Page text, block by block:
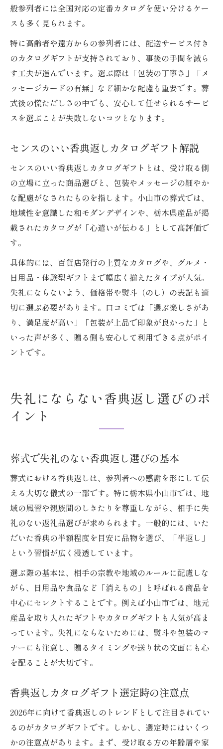
般参列者には全国対応の定番カタログを使い分けるケー
スも多く見られます。
特に高齢者や遠方からの参列者には、配送サービス付き
のカタログギフトが支持されており、事後の手間を減ら
す工夫が進んでいます。選ぶ際は「包装の丁寧さ」「メ
ッセージカードの有無」など細かな配慮も重要です。葬
式後の慌ただしさの中でも、安心して任せられるサービ
スを選ぶことが失敗しないコツとなります。
センスのいい香典返しカタログギフト解説
センスのいい香典返しカタログギフトとは、受け取る側
の立場に立った商品選びと、包装やメッセージの細やか
な配慮がなされたものを指します。小山市の葬式では、
地域性を意識した和モダンデザインや、栃木県産品が掲
載されたカタログが「心遣いが伝わる」として高評価で
す。
具体的には、百貨店発行の上質なカタログや、グルメ・
日用品・体験型ギフトまで幅広く揃えたタイプが人気。
失礼にならないよう、価格帯や熨斗（のし）の表記も適
切に選ぶ必要があります。口コミでは「選ぶ楽しさがあ
り、満足度が高い」「包装が上品で印象が良かった」と
いった声が多く、贈る側も安心して利用できる点がポイ
ントです。
失礼にならない香典返し選びのポ
イント
葬式で失礼のない香典返し選びの基本
葬式における香典返しは、参列者への感謝を形にして伝
える大切な儀式の一部です。特に栃木県小山市では、地
域の風習や親族間のしきたりを尊重しながら、相手に失
礼のない返礼品選びが求められます。一般的には、いた
だいた香典の半額程度を目安に品物を選び、「半返し」
という習慣が広く浸透しています。
選ぶ際の基本は、相手の宗教や地域のルールに配慮しな
がら、日用品や食品など「消えもの」と呼ばれる商品を
中心にセレクトすることです。例えば小山市では、地元
産品を取り入れたギフトやカタログギフトも人気が高ま
っています。失礼にならないためには、熨斗や包装のマ
ナーにも注意し、贈るタイミングや送り状の文面にも心
を配ることが大切です。
香典返しカタログギフト選定時の注意点
2026年に向けて香典返しのトレンドとして注目されてい
るのがカタログギフトです。しかし、選定時にはいくつ
かの注意点があります。まず、受け取る方の年齢層や家